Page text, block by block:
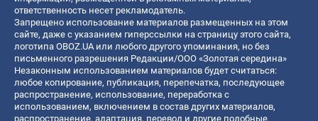
ответственность несет рекламодатель.
Запрещено использование материалов размещенных на этом
сайте, даже с указанием гиперссылки на страницу этого сайта,
логотипа OBOZ.UA или любого другого упоминания, но без
письменного разрешения Редакции/ООО «Золотая середина»
Незаконным использованием материалов будет считаться:
любое копирование, публикация, перепечатка, последующее
распространение, использование, переработка с
использованием, включением в состав других материалов,
распространение, адаптация, перевод и другие подобные